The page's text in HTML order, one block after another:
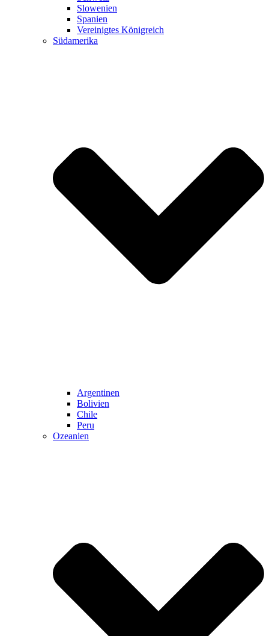
Slowenien
Spanien
Vereinigtes Königreich
Südamerika
Argentinen
Bolivien
Chile
Peru
Ozeanien